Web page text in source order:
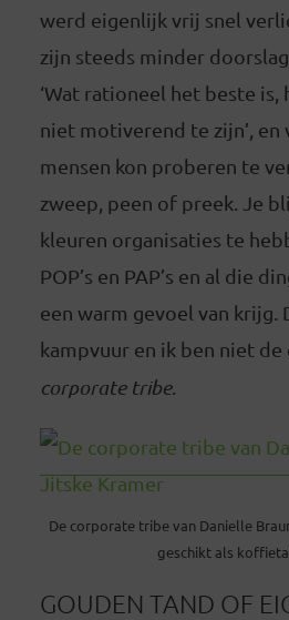
werd eigenlijk vrij snel
zijn steeds minder
‘Wat rationeel het beste is,
niet motiverend te zijn’, en
mensen kon proberen te
zweep, peen of preek. Je
kleuren organisaties te
POP’s en PAP’s en al die
een warm gevoel van krijg.
kampvuur en ik ben niet de
corporate tribe.
De corporate tribe van Danielle
geschikt als
GOUDEN TAND OF